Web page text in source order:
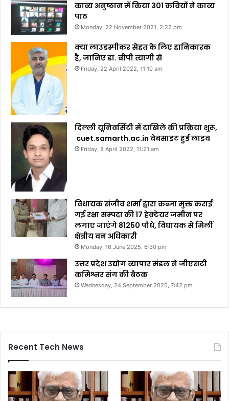
काव्य अनुष्ठान में किया 301 कवियों ने काव्य
पाठ
Monday, 22 November 2021, 2:22 pm
क्या लाउडस्पीकर सेहत के लिए हानिकारक
है, जानिए डा. बीपी त्यागी से
Friday, 22 April 2022, 11:10 am
दिल्ली यूनिवर्सिटी में दाखिले की प्रक्रिया शुरू,
cuet.samarth.ac.in वेबसाइट हुई लाइव
Friday, 8 April 2022, 11:21 am
विधायक संजीव शर्मा द्वारा कब्जा मुक्त कराई
गई रक्षा सम्पदा की 17 हेक्टेयर जमीन पर
लगाए जाएंगे 81250 पौधे, विधायक से मिलीं
क्षेत्रीय वन अधिकारी
Monday, 16 June 2025, 6:30 pm
उत्तर प्रदेश उद्योग व्यापार मंडल ने जीएसटी
कमिश्नर संग की बैठक
Wednesday, 24 September 2025, 7:42 pm
Recent Tech News